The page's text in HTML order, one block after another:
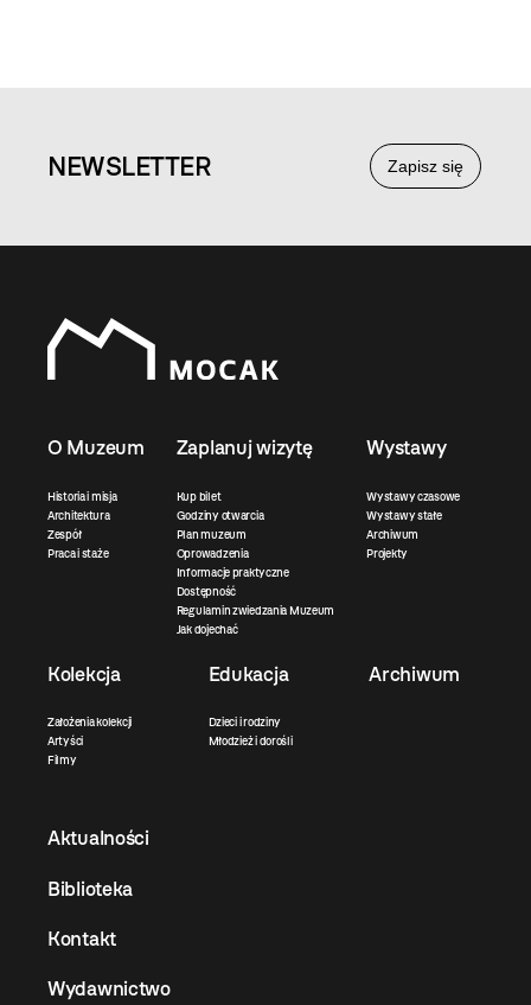
Zapisz się
NEWSLETTER
O Muzeum
Historia i misja
Architektura
Zespół
Praca i staże
Zaplanuj wizytę
Kup bilet
Godziny otwarcia
Plan muzeum
Oprowadzenia
Informacje praktyczne
Dostępność
Regulamin zwiedzania Muzeum
Jak dojechać
Wystawy
Wystawy czasowe
Wystawy stałe
Archiwum
Projekty
Kolekcja
Założenia kolekcji
Artyści
Filmy
Edukacja
Dzieci i rodziny
Młodzież i dorośli
Archiwum
Aktualności
Biblioteka
Kontakt
Wydawnictwo